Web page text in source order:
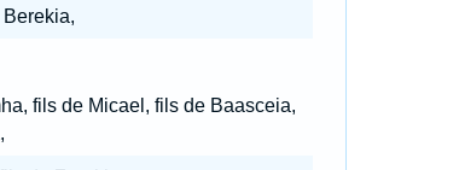
fils de Micael, fils de Baasceia,